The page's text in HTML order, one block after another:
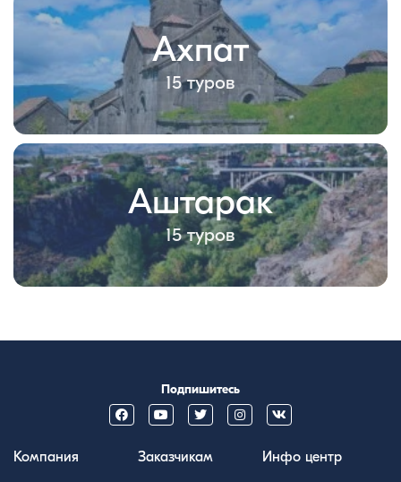
Ахпат
15 туров
Аштарак
15 туров
Подпишитесь
Компания Заказчикам Инфо центр